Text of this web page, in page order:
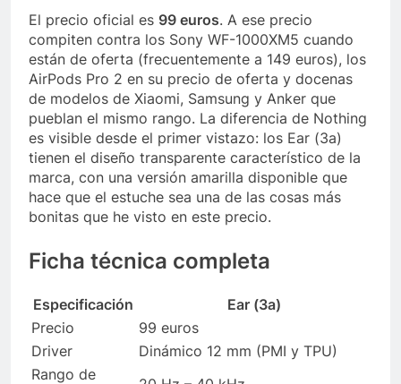
El precio oficial es 99 euros. A ese precio
compiten contra los Sony WF-1000XM5 cuando
están de oferta (frecuentemente a 149 euros), los
AirPods Pro 2 en su precio de oferta y docenas
de modelos de Xiaomi, Samsung y Anker que
pueblan el mismo rango. La diferencia de Nothing
es visible desde el primer vistazo: los Ear (3a)
tienen el diseño transparente característico de la
marca, con una versión amarilla disponible que
hace que el estuche sea una de las cosas más
bonitas que he visto en este precio.
Ficha técnica completa
Especificación
Ear (3a)
Precio
99 euros
Driver
Dinámico 12 mm (PMI y TPU)
Rango de